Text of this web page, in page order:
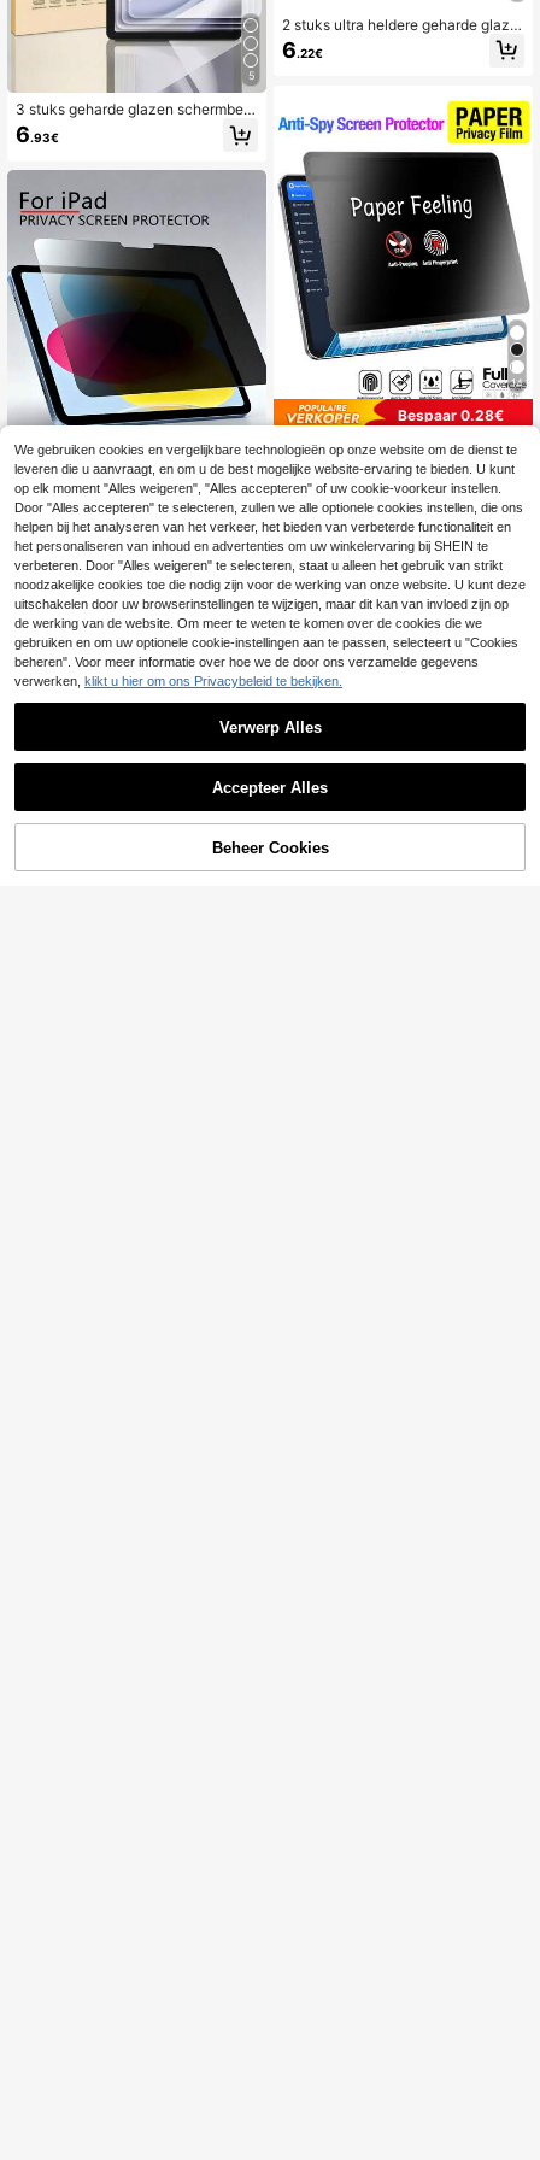
5
3 stuks geharde glazen schermbes
chermers voor tablets, 9H hardheid,
explosiebestendig, krasbestendig, e
FE A11+12.4 inch/compatibel met iP
ad Air Pro 11 13 /9e/10e/11e/12e/co
mpatibel met /compatibel met Mate
pad/Honor Office/schilderen, autom
atische aanzuiging, bubbelvrij, glad
de anti-olielaag, beschermende film
6.93€
Mr. War Gorilla 1 stuk anti-spionage
schermbeschermer voor tablet, nieu
w geüpgradede geharde glazen sch
ermfolie gemaakt van geavanceerd
anti-spionagemateriaal, krasbesten
dig, slijtvast, duurzaam en langduri
g, bestand tegen frequent ontgrend
elen, opslaan en dragen. Geschikt v
oor thuisentertainment, kantoorwer
k, buitenreizen, campusleren en me
er. Compatibel met Tab S9 FE+ / Ta
8 .18€
2 stuks ultra heldere geharde glaze
n schermbeschermer voor tablet Ta
b S9 S8 S7 S9FE S10+ S10 FE S8+
itieve stylus, 9H hardheid krasbeste
ndig
6.22€
14
Bespaar 0.28€
Yezodawee Privacy screenprotecto
r met papierstructuur voor iPad 11 in
ch (A16 2025) / 10,9 inch 10e gener
atie (2022), antireflecterende matte
PET-folie, geschikt om op te tekene
n en aantekeningen te maken, ultra
dunne papierstructuur, anti-vingera
fdruk, responsief, compatibel met iP
ad Air 11 inch M3 2025/M2 2024, iP
ad Air 4/5 en iPad Pro 11 inch acces
soires.
5.68€ -4% 5.96€
TOEVOEGEN AAN WINKELWAGEN
We gebruiken cookies en vergelijkbare technologieën op onze website om de dienst te
leveren die u aanvraagt, en om u de best mogelijke website-ervaring te bieden. U kunt
op elk moment "Alles weigeren", "Alles accepteren" of uw cookie-voorkeur instellen.
Door "Alles accepteren" te selecteren, zullen we alle optionele cookies instellen, die ons
helpen bij het analyseren van het verkeer, het bieden van verbeterde functionaliteit en
het personaliseren van inhoud en advertenties om uw winkelervaring bij SHEIN te
verbeteren. Door "Alles weigeren" te selecteren, staat u alleen het gebruik van strikt
noodzakelijke cookies toe die nodig zijn voor de werking van onze website. U kunt deze
uitschakelen door uw browserinstellingen te wijzigen, maar dit kan van invloed zijn op
de werking van de website. Om meer te weten te komen over de cookies die we
gebruiken en om uw optionele cookie-instellingen aan te passen, selecteert u "Cookies
beheren". Voor meer informatie over hoe we de door ons verzamelde gegevens
verwerken, klikt u hier om ons Privacybeleid te bekijken.
Verwerp Alles
Accepteer Alles
Beheer Cookies